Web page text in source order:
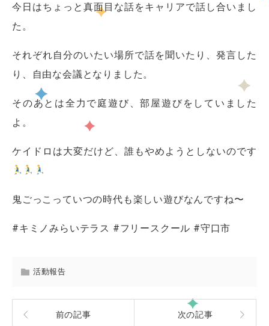
今日はちょっと真面目な話をキャリアで話し合いまし
た。
それぞれ自分のいたい場所で話を聞いたり、発言した
り、自由な会議となりました。
そのあとは全力で庭遊び、部屋遊びをしていました
よ。
ケイドロは大変だけど、誰もやめようとしないのです
鬼ごっこっていつの時代も楽しい遊びなんですね〜
#キミノみらいテラス #フリースクール #守口市
活動報告
前の記事 次の記事